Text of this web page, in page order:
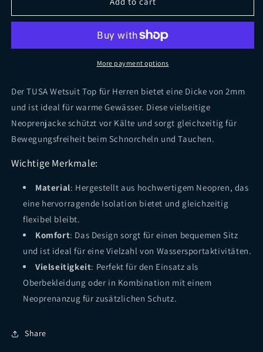
Wetsuit
Men
Wetsuit
Men
2mmMore payment options
Der TUSA Wetsuit Top für Herren bietet eine Dicke von 2mm
und ist ideal für warme Gewässer. Diese vielseitige
Neoprenjacke schützt vor Kälte und sorgt gleichzeitig für
Bewegungsfreiheit beim Schnorcheln und Tauchen.
Wichtige Merkmale:
Material: Hergestellt aus hochwertigem Neopren, das
eine hervorragende Isolation bietet und gleichzeitig
flexibel bleibt.
Komfort: Das Design sorgt für einen bequemen Sitz
und ist ideal für eine Vielzahl von Wassersportaktivitäten.
Vielseitigkeit: Perfekt für den Einsatz als
Oberbekleidung oder in Kombination mit einem
Neoprenanzug für zusätzlichen Schutz.
Share